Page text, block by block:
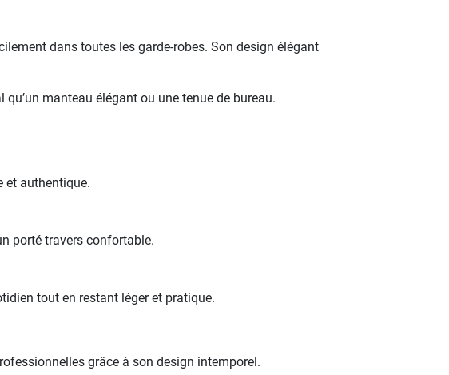
dans toutes les garde-robes. Son design élégant
manteau élégant ou une tenue de bureau.
et authentique.
porté travers confortable.
tout en restant léger et pratique.
grâce à son design intemporel.